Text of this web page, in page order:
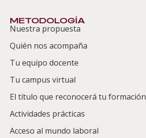
METODOLOGÍA
Nuestra propuesta
Quién nos acompaña
Tu equipo docente
Tu campus virtual
El título que reconocerá tu formación
Actividades prácticas
Acceso al mundo laboral